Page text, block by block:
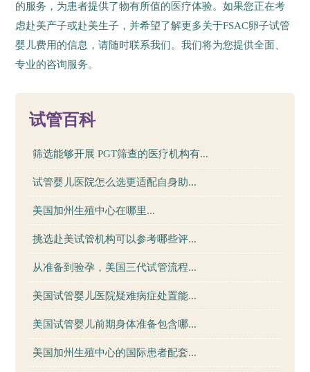
的服务，为患者提供了物有所值的医疗体验。如果您正在考
虑赴美产子或赴美生子，并希望了解更多关于FSAC卵子试管
婴儿费用的信息，请随时联系我们。我们将为您提供全面、
专业的咨询服务。
试管百科
筛选能够开展 PGT筛查的医疗机构有...
试管婴儿医院怎么选更适配自身助...
美国加州生殖中心在哪里...
挑选赴美试管机构可以参考哪些评...
从准备到验孕，美国三代试管流程...
美国试管婴儿医院疑难病症处置能...
美国试管婴儿前期身体准备包含哪...
美国加州生殖中心的国际患者配套...